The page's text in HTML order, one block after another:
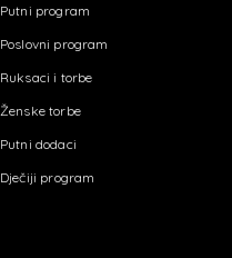
Putni program
Poslovni program
Ruksaci i torbe
Ženske torbe
Putni dodaci
Dječiji program